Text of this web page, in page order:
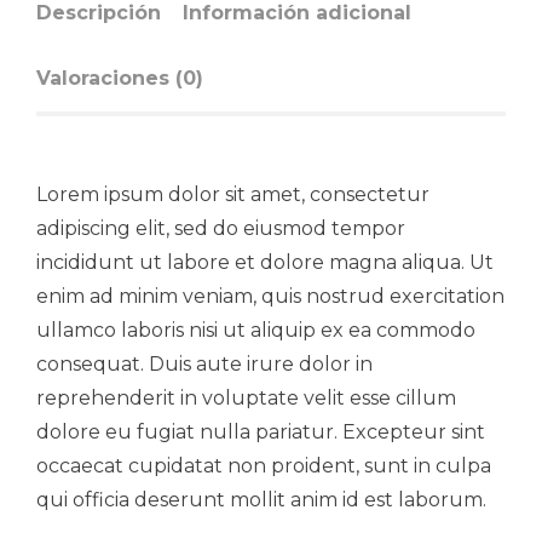
Descripción Información adicional
Valoraciones (0)
Lorem ipsum dolor sit amet, consectetur
adipiscing elit, sed do eiusmod tempor
incididunt ut labore et dolore magna aliqua. Ut
enim ad minim veniam, quis nostrud exercitation
ullamco laboris nisi ut aliquip ex ea commodo
consequat. Duis aute irure dolor in
reprehenderit in voluptate velit esse cillum
dolore eu fugiat nulla pariatur. Excepteur sint
occaecat cupidatat non proident, sunt in culpa
qui officia deserunt mollit anim id est laborum.